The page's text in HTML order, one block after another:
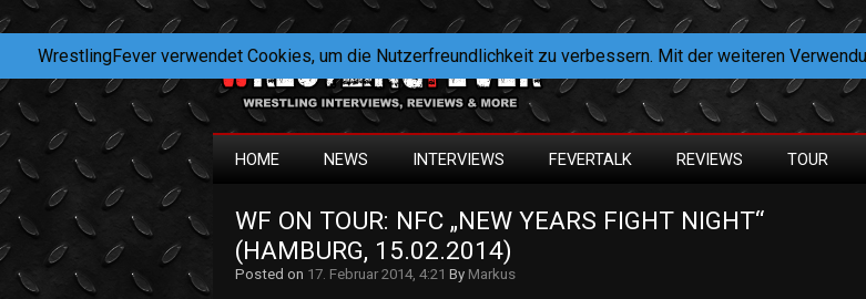
HOME NEWS INTERVIEWS FEVERTALK REVIEWS TOUR
WF ON TOUR: NFC „NEW YEARS FIGHT NIGHT“
(HAMBURG, 15.02.2014)
Posted on 17. Februar 2014, 4:21 By Markus
WrestlingFever verwendet Cookies, um die Nutzerfreundlichkeit zu verbessern. Mit der weiteren